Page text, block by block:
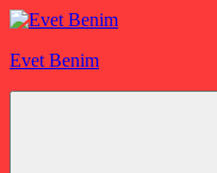
İçeriğe
Evet Benim